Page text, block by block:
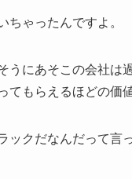
ちゃったんですよ。
うにあそこの会社は
てもらえるほどの価
ックだなんだって言